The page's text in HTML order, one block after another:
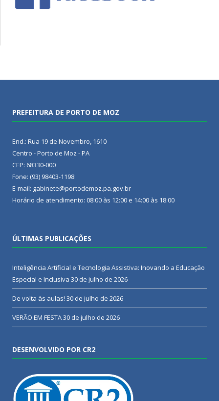
PREFEITURA DE PORTO DE MOZ
End.: Rua 19 de Novembro, 1610
Centro - Porto de Moz - PA
CEP: 68330-000
Fone: (93) 98403-1198
E-mail: gabinete@portodemoz.pa.gov.br
Horário de atendimento: 08:00 às 12:00 e 14:00 às 18:00
ÚLTIMAS PUBLICAÇÕES
Inteligência Artificial e Tecnologia Assistiva: Inovando a Educação
Especial e Inclusiva 30 de julho de 2026
De volta às aulas! 30 de julho de 2026
VERÃO EM FESTA30 de julho de 2026
DESENVOLVIDO POR CR2